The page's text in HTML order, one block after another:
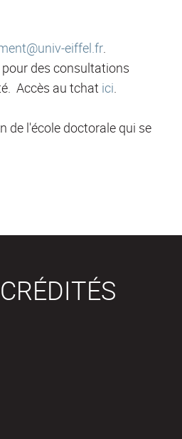
eiffel.fr.
des consultations
Accès au tchat ici.
de l'école doctorale qui se